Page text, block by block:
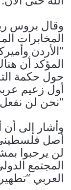
وقال بروس
المخابرات
“الأردن
المؤكد أن
حول حكمة
أول زعيم
“نحن لن نفعل
وأشار إلى
أصل
لن يرحبوا
المجتمع
العربي